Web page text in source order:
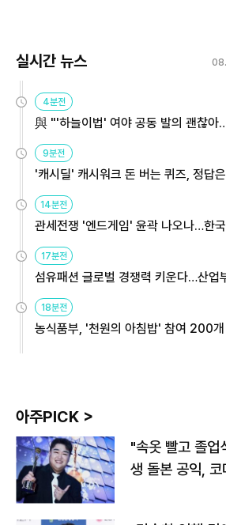
실시간 뉴스
4분전
與 "'하늘이법' 여야 공동 발의 괜찮아
9분전
'캐시딜' 캐시워크 돈 버는 퀴즈, 정답
14분전
관세전쟁 '엔드게임' 윤곽 나오나…한
17분전
섬유패션 글로벌 경쟁력 키운다…산
18분전
농식품부, '천원의 아침밥' 참여 200개
아주PICK >
"속옷 빨고 졸
생 돌본 공익, 코